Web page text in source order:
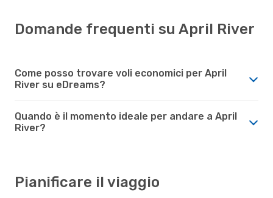
Domande frequenti su April River
Come posso trovare voli economici per April
River su eDreams?
Quando è il momento ideale per andare a April
River?
Pianificare il viaggio